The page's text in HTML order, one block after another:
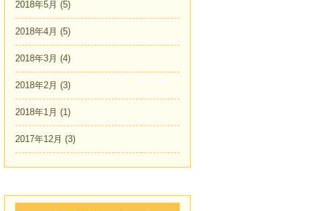
2018年5月 (5)
2018年4月 (5)
2018年3月 (4)
2018年2月 (3)
2018年1月 (1)
2017年12月 (3)